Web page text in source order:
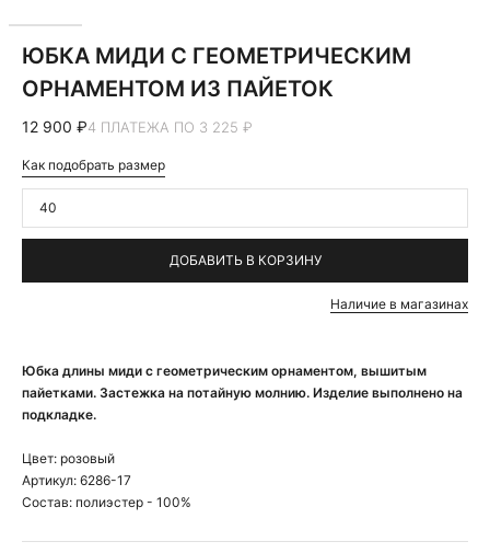
Юбка длины миди с геометрическим орнаментом, вышитым
пайетками. Застежка на потайную молнию. Изделие выполнено на
подкладке.
Цвет: розовый
Артикул: 6286-17
Состав: полиэстер - 100%
ЮБКА МИДИ С ГЕОМЕТРИЧЕСКИМ
ОРНАМЕНТОМ ИЗ ПАЙЕТОК
12 900 ₽4 ПЛАТЕЖА ПО 3 225 ₽
Как подобрать размер
40
ДОБАВИТЬ В КОРЗИНУ
Наличие в магазинах